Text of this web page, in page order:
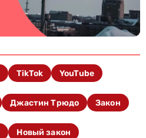
TikTok YouTube
Джастин Трюдо Закон
Новый закон